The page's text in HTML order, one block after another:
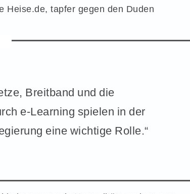
Heise.de, tapfer gegen den Duden
Breitband und die
e-Learning spielen in der
eine wichtige Rolle.“